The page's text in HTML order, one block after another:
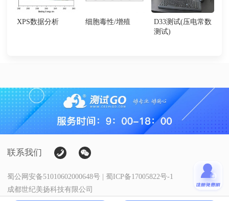
XPS数据分析 细胞毒性/增殖
D33测试(压电常数
测试)
联系我们
蜀公网安备51010602000648号 | 蜀ICP备17005822号-1
成都世纪美扬科技有限公司